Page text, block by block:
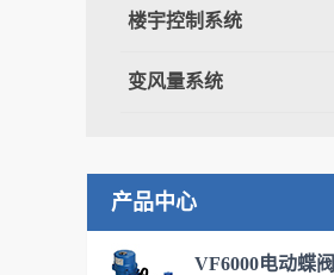
楼宇控制系统
变风量系统
产品中心
VF6000电动蝶阀